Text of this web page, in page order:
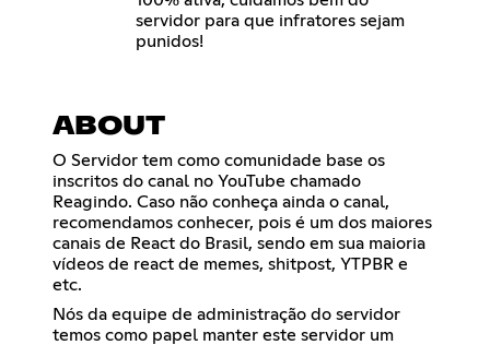
servidor para que infratores sejam
punidos!
ABOUT
O Servidor tem como comunidade base os
inscritos do canal no YouTube chamado
Reagindo. Caso não conheça ainda o canal,
recomendamos conhecer, pois é um dos maiores
canais de React do Brasil, sendo em sua maioria
vídeos de react de memes, shitpost, YTPBR e
etc.
Nós da equipe de administração do servidor
temos como papel manter este servidor um